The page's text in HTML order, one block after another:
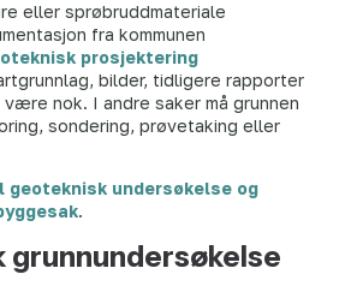
eller sprøbruddmateriale
fra kommunen
prosjektering
bilder, tidligere rapporter
nok. I andre saker må grunnen
sondering, prøvetaking eller
geoteknisk undersøkelse og
.
grunnundersøkelse